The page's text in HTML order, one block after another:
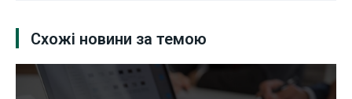
Схожі новини за темою